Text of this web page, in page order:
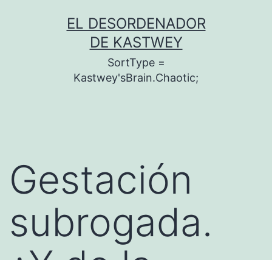
EL DESORDENADOR
DE KASTWEY
SortType =
Kastwey'sBrain.Chaotic;
Gestación
subrogada.